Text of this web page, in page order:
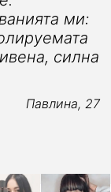
ми:
силна
Павлина, 27